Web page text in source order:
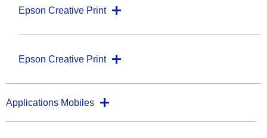
Epson Creative Print
Epson Creative Print
Applications Mobiles